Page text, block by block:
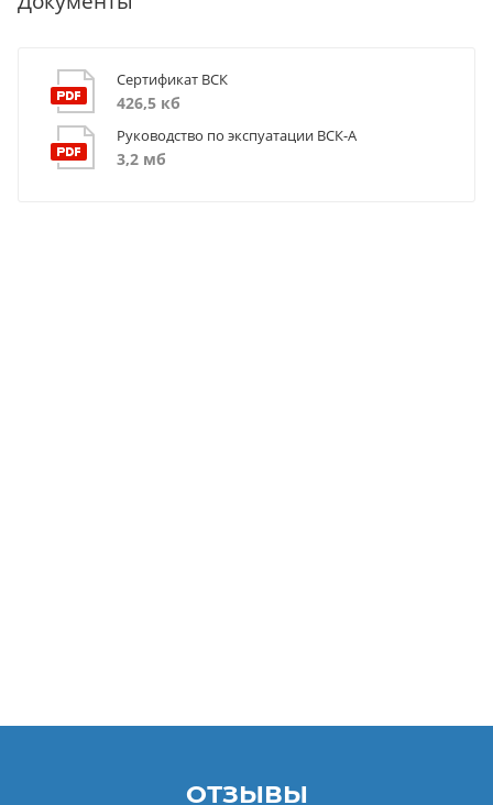
Сертификат ВСК
426,5 кб
Руководство по экспуатации ВСК-А
3,2 мб
ОТЗЫВЫ